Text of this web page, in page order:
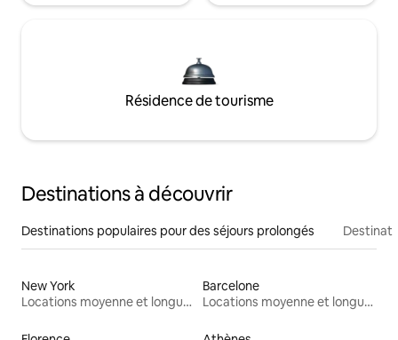
Résidence de tourisme
Destinations à découvrir
Destinations populaires pour des séjours prolongés
New York
Locations moyenne et longue durée
Barcelone
Locations moyenne et longue durée